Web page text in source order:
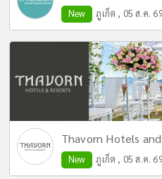
New ภูเก็ต , 05 ส.ค.
Thavorn Hotels
New ภูเก็ต , 05 ส.ค.